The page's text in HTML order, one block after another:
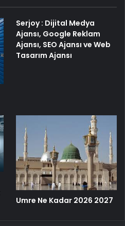
Serjoy : Dijital Medya
Ajansı, Google Reklam
Ajansı, SEO Ajansı ve Web
Tasarım Ajansı
Umre Ne Kadar 2026 2027